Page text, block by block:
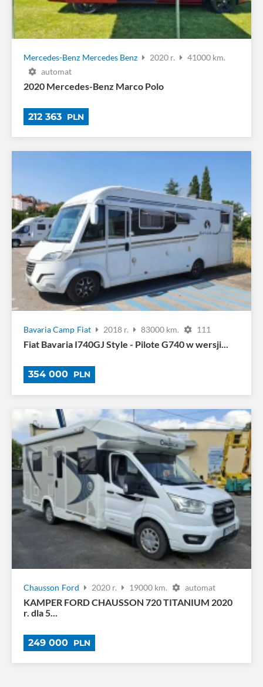
Mercedes-Benz Mercedes Benz 2020 r.
41000 km.
automat
2020 Mercedes-Benz Marco Polo
212 363 PLN
Bavaria Camp Fiat 2018 r. 83000 km. 111
Fiat Bavaria I740GJ Style - Pilote G740 w wersji...
354 000 PLN
Chausson Ford 2020 r. 19000 km. automat
KAMPER FORD CHAUSSON 720 TITANIUM 2020
r. dla 5...
249 000 PLN